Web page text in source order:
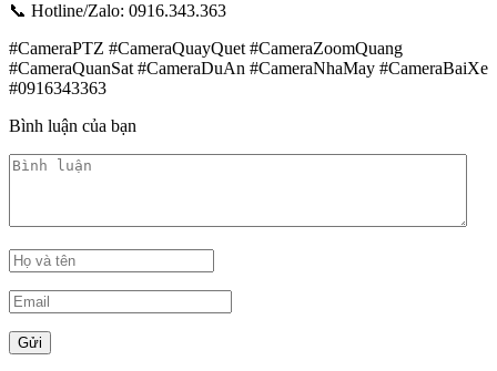
📞 Hotline/Zalo: 0916.343.363
#CameraPTZ #CameraQuayQuet #CameraZoomQuang
#CameraQuanSat #CameraDuAn #CameraNhaMay #CameraBaiXe
#0916343363
Bình luận của bạn